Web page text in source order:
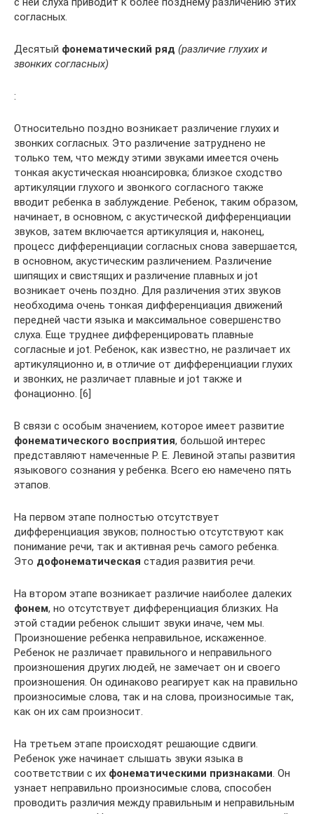
согласных.
Десятый фонематический ряд (различие глухих и
звонких согласных)
:
Относительно поздно возникает различение глухих и
звонких согласных. Это различение затруднено не
только тем, что между этими звуками имеется очень
тонкая акустическая нюансировка; близкое сходство
артикуляции глухого и звонкого согласного также
вводит ребенка в заблуждение. Ребенок, таким образом,
начинает, в основном, с акустической дифференциации
звуков, затем включается артикуляция и, наконец,
процесс дифференциации согласных снова завершается,
в основном, акустическим различением. Различение
шипящих и свистящих и различение плавных и jot
возникает очень поздно. Для различения этих звуков
необходима очень тонкая дифференциация движений
передней части языка и максимальное совершенство
слуха. Еще труднее дифференцировать плавные
согласные и jot. Ребенок, как известно, не различает их
артикуляционно и, в отличие от дифференциации глухих
и звонких, не различает плавные и jot также и
фонационно. [6]
В связи с особым значением, которое имеет развитие
фонематического восприятия, большой интерес
представляют намеченные Р. Е. Левиной этапы развития
языкового сознания у ребенка. Всего ею намечено пять
этапов.
На первом этапе полностью отсутствует
дифференциация звуков; полностью отсутствуют как
понимание речи, так и активная речь самого ребенка.
Это дофонематическая стадия развития речи.
На втором этапе возникает различие наиболее далеких
фонем, но отсутствует дифференциация близких. На
этой стадии ребенок слышит звуки иначе, чем мы.
Произношение ребенка неправильное, искаженное.
Ребенок не различает правильного и неправильного
произношения других людей, не замечает он и своего
произношения. Он одинаково реагирует как на правильно
произносимые слова, так и на слова, произносимые так,
как он их сам произносит.
На третьем этапе происходят решающие сдвиги.
Ребенок уже начинает слышать звуки языка в
соответствии с их фонематическими признаками. Он
узнает неправильно произносимые слова, способен
проводить различия между правильным и неправильным